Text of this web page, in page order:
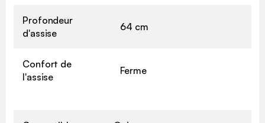
Profondeur
d'assise
64 cm
Confort de
l'assise
Ferme